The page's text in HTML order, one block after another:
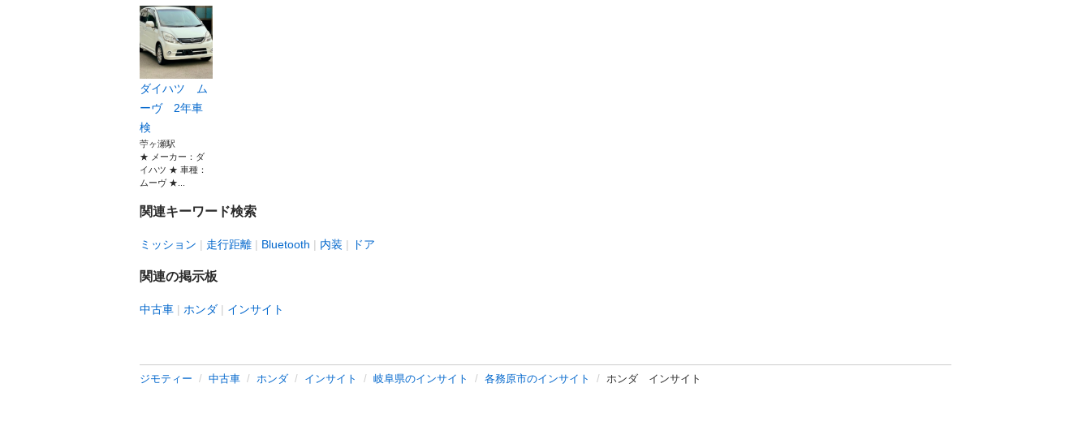
ダイハツ ム
ーヴ 2年車
検
苧ヶ瀬駅
★ メーカー：ダ
イハツ ★ 車種：
ムーヴ ★...
関連キーワード検索
ミッション 走行距離 Bluetooth 内装 ドア
関連の掲示板
中古車 ホンダ インサイト
ジモティー 中古車 ホンダ インサイト 岐阜県のインサイト 各務原市のインサイト ホンダ インサイト